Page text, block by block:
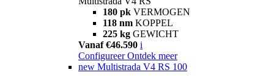
180 pk VERMOGEN
118 nm KOPPEL
225 kg GEWICHT
Vanaf €46.590 i
Configureer Ontdek meer
new Multistrada V4 RS 100